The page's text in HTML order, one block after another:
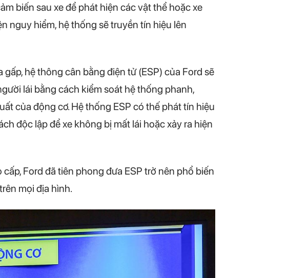
biến sau xe để phát hiện các vật thể hoặc xe
nguy hiểm, hệ thống sẽ truyền tín hiệu lên
hệ thông cân bằng điện tử (ESP) của Ford sẽ
lái bằng cách kiểm soát hệ thống phanh,
của động cơ. Hệ thống ESP có thế phát tín hiệu
độc lập để xe không bị mất lái hoặc xảy ra hiện
Ford đã tiên phong đưa ESP trở nên phổ biến
mọi địa hình.